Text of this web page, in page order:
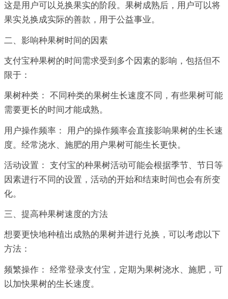
这是用户可以兑换果实的阶段。果树成熟后，用户可以将
果实兑换成实际的善款，用于公益事业。
二、影响种果树时间的因素
支付宝种果树的时间需求受到多个因素的影响，包括但不
限于：
果树种类： 不同种类的果树生长速度不同，有些果树可能
需要更长的时间才能成熟。
用户操作频率： 用户的操作频率会直接影响果树的生长速
度。经常浇水、施肥的用户果树可能生长更快。
活动设置： 支付宝的种果树活动可能会根据季节、节日等
因素进行不同的设置，活动的开始和结束时间也会有所变
化。
三、提高种果树速度的方法
想要更快地种植出成熟的果树并进行兑换，可以考虑以下
方法：
频繁操作： 经常登录支付宝，定期为果树浇水、施肥，可
以加快果树的生长速度。